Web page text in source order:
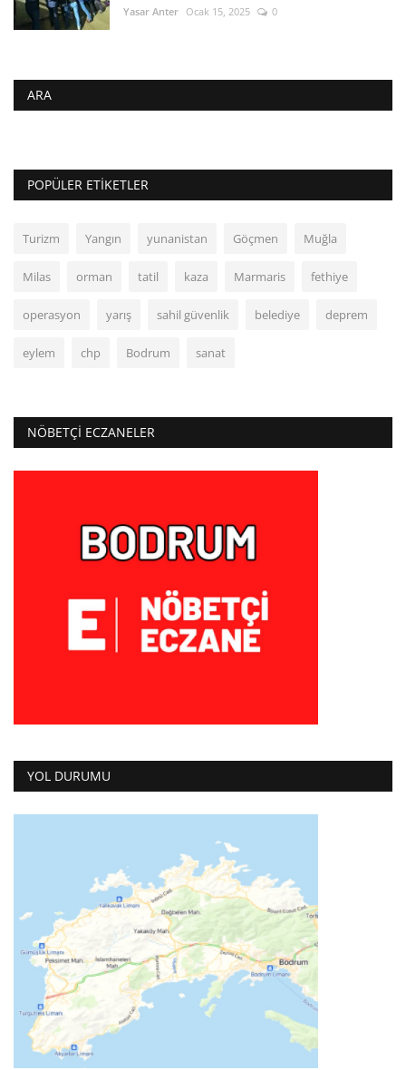
Yasar Anter Ocak 15, 2025 0
ARA
POPÜLER ETIKETLER
Turizm Yangın yunanistan Göçmen Muğla
Milas orman tatil kaza Marmaris fethiye
operasyon yarış sahil güvenlik belediye deprem
eylem chp Bodrum sanat
NÖBETÇI ECZANELER
YOL DURUMU